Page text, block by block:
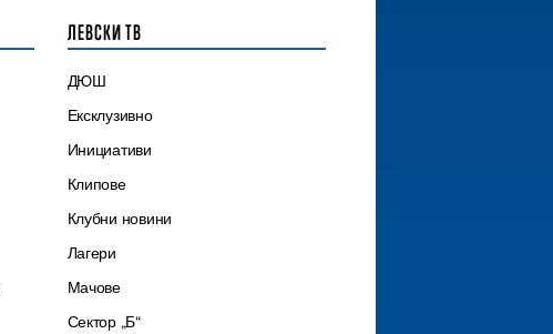
ЛЕВСКИ ТВ
ДЮШ
Ексклузивно
Инициативи
Клипове
Клубни новини
Лагери
Мачове
Сектор „Б“